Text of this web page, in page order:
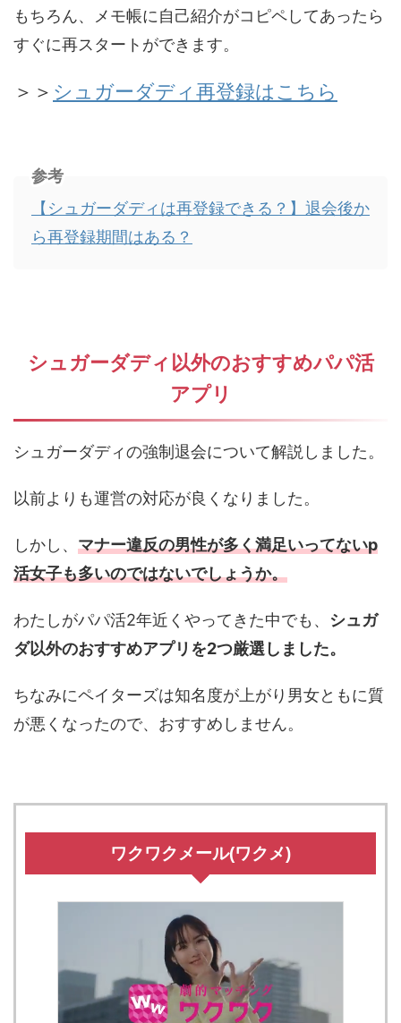
もちろん、メモ帳に自己紹介がコピペしてあったら
すぐに再スタートができます。
＞＞ シュガーダディ再登録はこちら
参考
【シュガーダディは再登録できる？】退会後か
ら再登録期間はある？
シュガーダディ以外のおすすめパパ活
アプリ
シュガーダディの強制退会について解説しました。
以前よりも運営の対応が良くなりました。
しかし、 マナー違反の男性が多く満足いってないp
活女子も多いのではないでしょうか。
わたしがパパ活2年近くやってきた中でも、 シュガ
ダ以外のおすすめアプリを2つ厳選しました。
ちなみにペイターズは知名度が上がり男女ともに質
が悪くなったので、おすすめしません。
ワクワクメール(ワクメ)